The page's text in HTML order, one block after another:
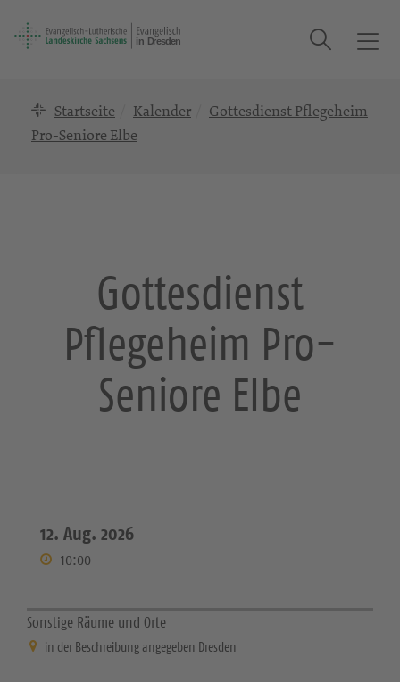
T
g
Suche
Startseite Kalender
Gottesdienst Pflegeheim
Pro-Seniore Elbe
Gottesdienst
Pflegeheim Pro-
Seniore Elbe
12. Aug. 2026
10:00
Sonstige Räume und Orte
in der Beschreibung angegeben Dresden